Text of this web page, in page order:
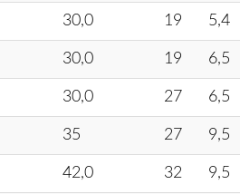
30,0 19 5,4
30,0 19 6,5
30,0 27 6,5
35 27 9,5
42,0 32 9,5